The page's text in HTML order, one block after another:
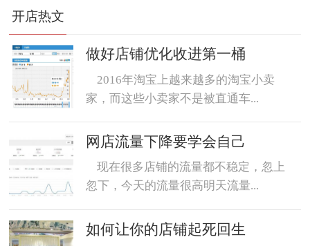
转化率
数据魔方 好评语 网店起名
开店热文
做好店铺优化收进第一桶
2016年淘宝上越来越多的淘宝小卖
家，而这些小卖家不是被直通车...
网店流量下降要学会自己
现在很多店铺的流量都不稳定，忽上
忽下，今天的流量很高明天流量...
如何让你的店铺起死回生